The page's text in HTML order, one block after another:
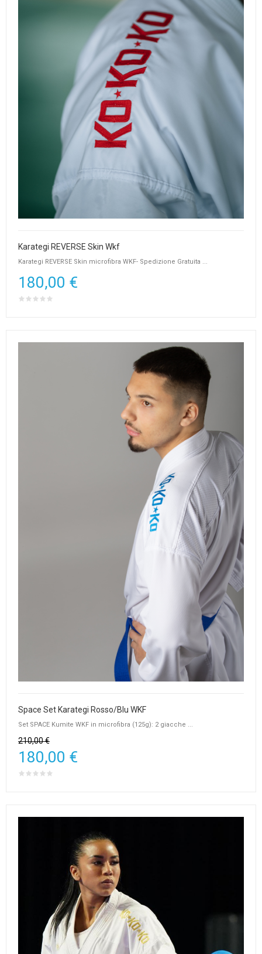
Karategi REVERSE Skin Wkf
Karategi REVERSE Skin microfibra WKF- Spedizione Gratuita ...
180,00 €
Space Set Karategi Rosso/Blu WKF
Set SPACE Kumite WKF in microfibra (125g): 2 giacche ...
210,00 €
180,00 €